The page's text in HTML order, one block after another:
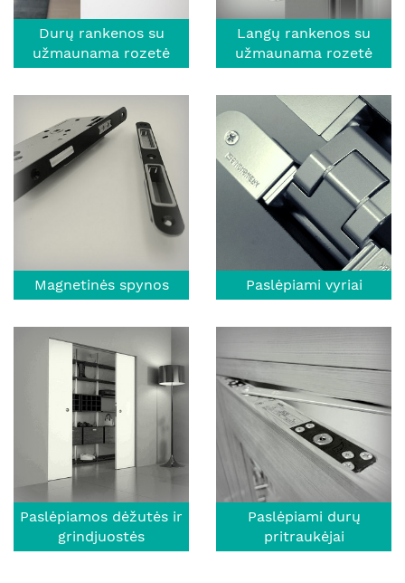
Durų rankenos su
užmaunama rozetė
Langų rankenos su
užmaunama rozetė
Magnetinės spynos Paslėpiami vyriai
Paslėpiamos dėžutės ir
grindjuostės
Paslėpiami durų
pritraukėjai